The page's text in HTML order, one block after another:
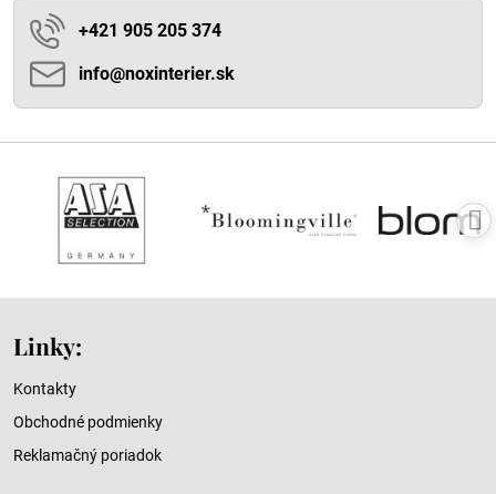
+421 905 205 374
info​@noxinterier​.sk
Linky:
Kontakty
Obchodné podmienky
Reklamačný poriadok